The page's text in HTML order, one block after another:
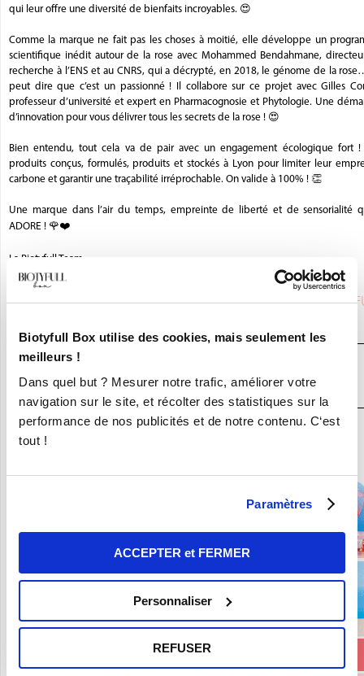
Biotyfull Box utilise des cookies, mais seulement les
meilleurs !
Dans quel but ? Mesurer notre trafic, améliorer votre
navigation sur le site, et récolter des statistiques sur la
performance de nos publicités et de notre contenu. C‘est
tout !
Paramètres
ACCEPTER et FERMER
Personnaliser
REFUSER
qui leur offre une diversité de bienfaits incroyables. 😍
Comme la marque ne fait pas les choses à moitié, elle développe un
scientifique inédit autour de la rose avec Mohammed Bendahmane,
recherche à l’ENS et au CNRS, qui a décrypté, en 2018, le génome de la
peut dire que c’est un passionné ! Il collabore sur ce projet avec Gilles
professeur d’université et expert en Pharmacognosie et Phytologie. Une
d’innovation pour vous délivrer tous les secrets de la rose ! 😍
Bien entendu, tout cela va de pair avec un engagement écologique fort !
produits conçus, formulés, produits et stockés à Lyon pour limiter leur
carbone et garantir une traçabilité irréprochable. On valide à 100% ! 👏
Une marque dans l’air du temps, empreinte de liberté et de sensorialité
ADORE ! 🌹❤️
La Biotyfull Team
Saviez-vous queAIAM MAIAétait partenaire de la
JE DÉCOUVRE LA BOX BEAUTÉ BIO
N°1
En ce moment :